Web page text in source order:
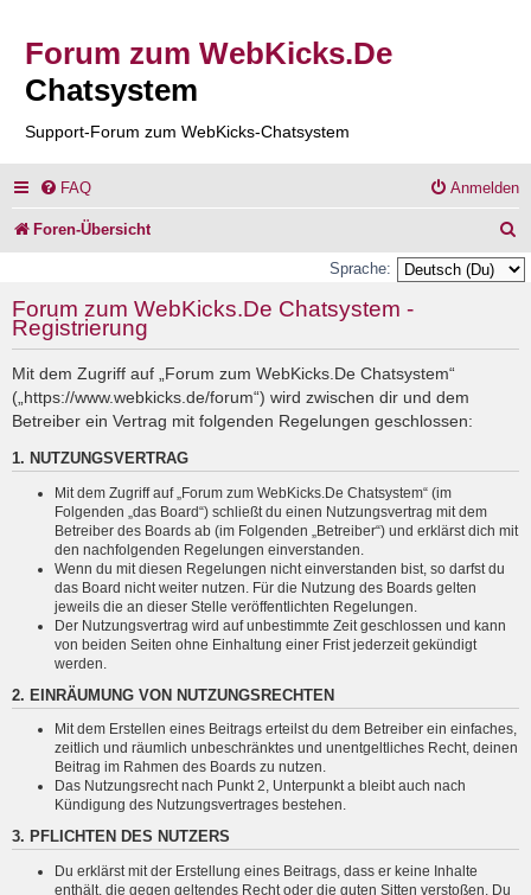
Forum zum WebKicks.De
Chatsystem
Support-Forum zum WebKicks-Chatsystem
FAQ Anmelden
Foren-Übersicht
u
Sprache:
Forum zum WebKicks.De Chatsystem -
Registrierung
Mit dem Zugriff auf „Forum zum WebKicks.De Chatsystem“
(„https://www.webkicks.de/forum“) wird zwischen dir und dem
Betreiber ein Vertrag mit folgenden Regelungen geschlossen:
1. NUTZUNGSVERTRAG
Mit dem Zugriff auf „Forum zum WebKicks.De Chatsystem“ (im
Folgenden „das Board“) schließt du einen Nutzungsvertrag mit dem
Betreiber des Boards ab (im Folgenden „Betreiber“) und erklärst dich mit
den nachfolgenden Regelungen einverstanden.
Wenn du mit diesen Regelungen nicht einverstanden bist, so darfst du
das Board nicht weiter nutzen. Für die Nutzung des Boards gelten
jeweils die an dieser Stelle veröffentlichten Regelungen.
Der Nutzungsvertrag wird auf unbestimmte Zeit geschlossen und kann
von beiden Seiten ohne Einhaltung einer Frist jederzeit gekündigt
werden.
2. EINRÄUMUNG VON NUTZUNGSRECHTEN
Mit dem Erstellen eines Beitrags erteilst du dem Betreiber ein einfaches,
zeitlich und räumlich unbeschränktes und unentgeltliches Recht, deinen
Beitrag im Rahmen des Boards zu nutzen.
Das Nutzungsrecht nach Punkt 2, Unterpunkt a bleibt auch nach
Kündigung des Nutzungsvertrages bestehen.
3. PFLICHTEN DES NUTZERS
Du erklärst mit der Erstellung eines Beitrags, dass er keine Inhalte
enthält, die gegen geltendes Recht oder die guten Sitten verstoßen. Du